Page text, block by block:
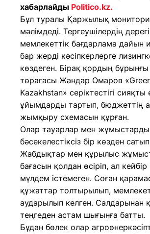
хабарлайды Politico.kz.
Бұл туралы Қаржылық
мәлімдеді. Тергеушілердің
мемлекеттік бағдарлама
бар жерді кәсіпкерлерге
көздеген. Бірақ қордың
төрағасы Жандар Омаров
Kazakhstan» серіктестігі сияқты
ұйымдарды тартып, бюджеттің
жымқыру схемасын құрған.
Олар тауарлар мен
бәсекелестіксіз бір көзден
Жабдықтар мен құрылыс
бағасын қолдан өсіріп, ал
мүлдем істемеген. Соған
құжаттар толтырылып,
аударылып келген. Салдарынан
теңгеден астам шығынға батты.
Бұдан бөлек олар